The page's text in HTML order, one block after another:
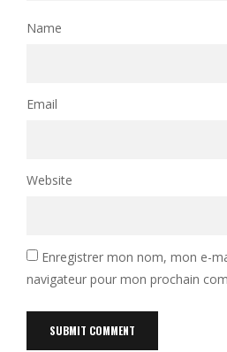
Name
Email
Website
Enregistrer mon nom, mon e-
navigateur pour mon prochain